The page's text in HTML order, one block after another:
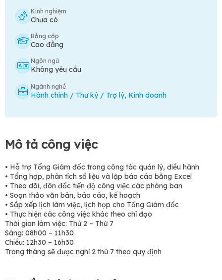
Kinh nghiệm
Chưa có
Bằng cấp
Cao đẳng
Ngôn ngữ
Không yêu cầu
Ngành nghề
Hành chính / Thư ký / Trợ lý, Kinh doanh
Mô tả công việc
• Hỗ trợ Tổng Giám đốc trong công tác quản lý, điều hành
• Tổng hợp, phân tích số liệu và lập báo cáo bằng Excel
• Theo dõi, đôn đốc tiến độ công việc các phòng ban
• Soạn thảo văn bản, báo cáo, kế hoạch
• Sắp xếp lịch làm việc, lịch họp cho Tổng Giám đốc
• Thực hiện các công việc khác theo chỉ đạo
Thời gian làm việc: Thứ 2 – Thứ 7
Sáng: 08h00 – 11h30
Chiều: 12h30 – 16h30
Trong tháng sẽ được nghỉ 2 thứ 7 theo quy định